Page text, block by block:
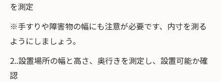
を測定
※手すりや障害物の幅にも注意が必要です、内寸を測る
ようにしましょう。
2..設置場所の幅と高さ、奥行きを測定し、設置可能か確
認